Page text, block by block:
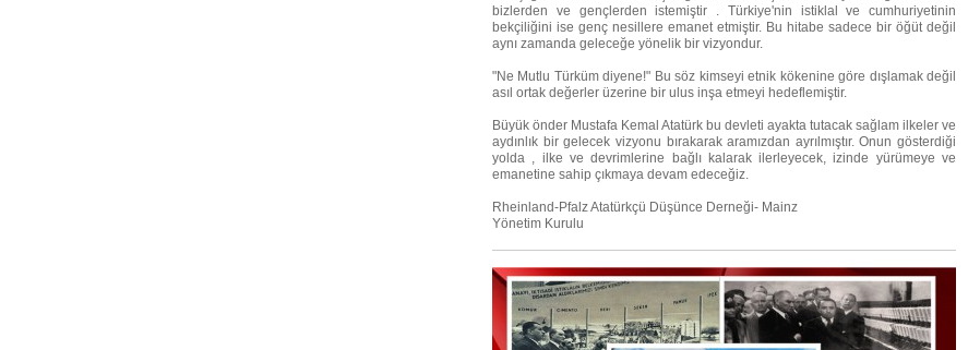
bizlerden ve gençlerden istemiştir . Türkiye'nin istiklal ve cumhuriyetinin
bekçiliğini ise genç nesillere emanet etmiştir. Bu hitabe sadece bir öğüt değil
aynı zamanda geleceğe yönelik bir vizyondur.
"Ne Mutlu Türküm diyene!" Bu söz kimseyi etnik kökenine göre dışlamak değil
asıl ortak değerler üzerine bir ulus inşa etmeyi hedeflemiştir.
Büyük önder Mustafa Kemal Atatürk bu devleti ayakta tutacak sağlam ilkeler ve
aydınlık bir gelecek vizyonu bırakarak aramızdan ayrılmıştır. Onun gösterdiği
yolda , ilke ve devrimlerine bağlı kalarak ilerleyecek, izinde yürümeye ve
emanetine sahip çıkmaya devam edeceğiz.
Rheinland-Pfalz Atatürkçü Düşünce Derneği- Mainz
Yönetim Kurulu